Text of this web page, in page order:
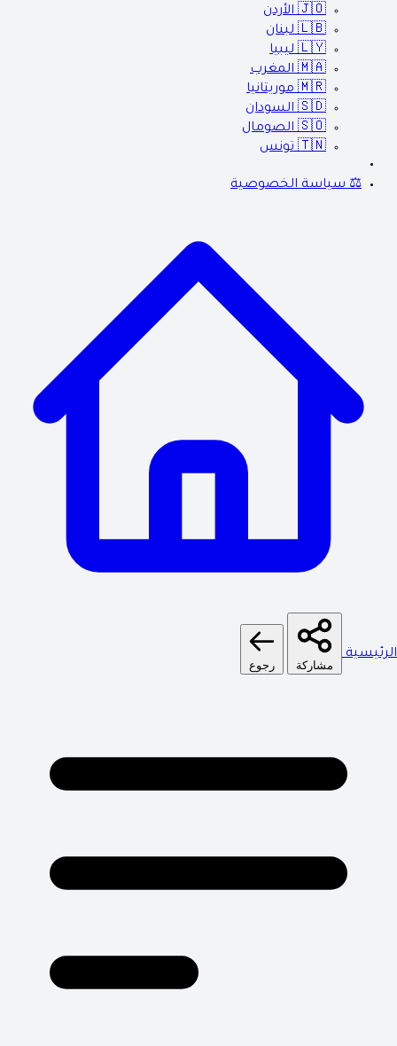
🇯🇴 الأردن
🇱🇧 لبنان
🇱🇾 ليبيا
🇲🇦 المغرب
🇲🇷 موريتانيا
🇸🇩 السودان
🇸🇴 الصومال
🇹🇳 تونس
⚖️ سياسة الخصوصية
الرئيسية
مشاركة رجوع